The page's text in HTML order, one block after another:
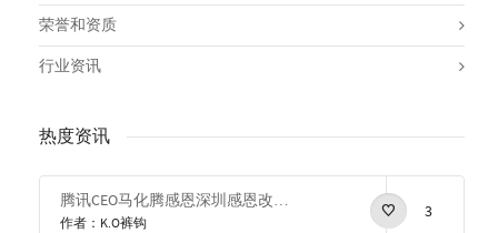
荣誉和资质
行业资讯
热度资讯
腾讯CEO马化腾感恩深圳感恩改革开放
作者：K.O裤钩
3